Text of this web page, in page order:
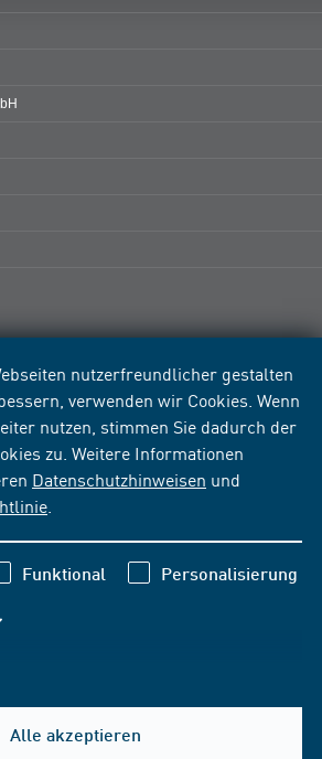
nutzerfreundlicher gestalten
verwenden wir Cookies. Wenn
nutzen, stimmen Sie dadurch der
zu. Weitere Informationen
Datenschutzhinweisen und
Funktional Personalisierung
Alle akzeptieren